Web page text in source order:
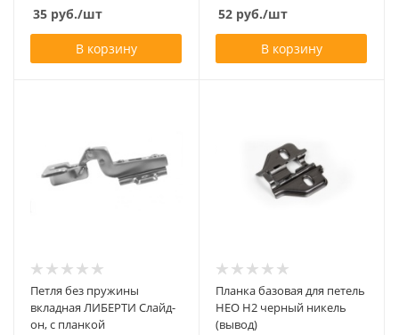
35 руб./шт
В корзину
52 руб./шт
В корзину
Петля без пружины
вкладная ЛИБЕРТИ Слайд-
он, с планкой
Планка базовая для петель
НEO Н2 черный никель
(вывод)